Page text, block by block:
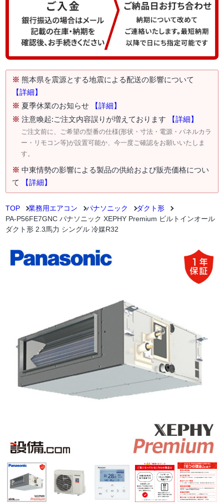
※ 熊本県を震源とする地震による配送の影響について
【詳細】
※ 夏季休業のお知らせ
【詳細】
※ 注意喚起:ご注文内容誤りが増えております 【詳細】
ご注文前に、ご希望の型番の仕様(形状・寸法・電源・パネルカラ
ー・リモコン等)が設置可能か、今一度ご確認をお願いいたしま
す。
※ 中東情勢の影響による製品の供給および販売価格につい
て
【詳細】
TOP 業務用エアコン パナソニック
ダクト形
PA-P56FE7GNC パナソニック XEPHY Premium ビルトインオール
ダクト形 2.3馬力 シングル 冷媒R32